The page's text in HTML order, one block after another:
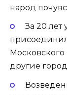
народ
За 20
другие